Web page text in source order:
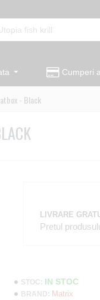
Cumperi
- Black
LIVRARE
Pretul
STOC: IN STOC
BRAND: Matrix